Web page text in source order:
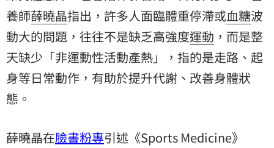
養師薛曉晶指出，許多人面臨體重停滯或血糖波
動大的問題，往往不是缺乏高強度運動 ，而是整
天缺少「非運動性活動產熱」，指的是走路、起
身等日常動作，有助於提升代謝、改善身體狀
態。
薛曉晶在臉書粉專引述《Sports Medicine》